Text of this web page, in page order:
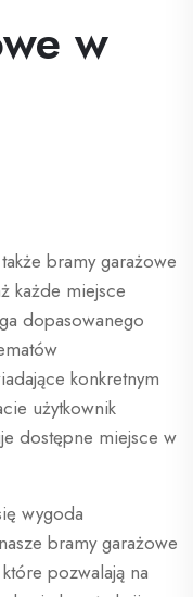
w
bramy garażowe
każde miejsce
dopasowanego
konkretnym
użytkownik
dostępne miejsce w
wygoda
bramy garażowe
pozwalają na